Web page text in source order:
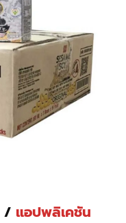
/ แอปพลิเคชัน